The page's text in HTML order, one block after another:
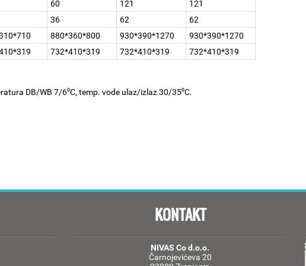
60 121
121
36 62
62
880*360*800 930*390*1270
930*390*1270
732*410*319 732*410*319 732*410*319
DB/WB 7/6⁰C, temp. vode ulaz/izlaz 30/35⁰C.
KONTAKT
NIVAS Co d.o.o.
Čarnojevićeva 20